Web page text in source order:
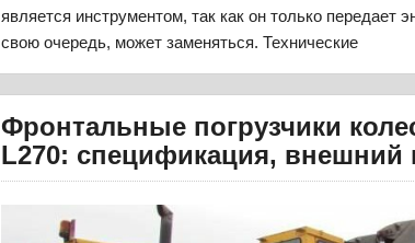
является инструментом, так как он только передает
свою очередь, может заменяться. Технические
Фронтальные погрузчики
L270: спецификация, внешний